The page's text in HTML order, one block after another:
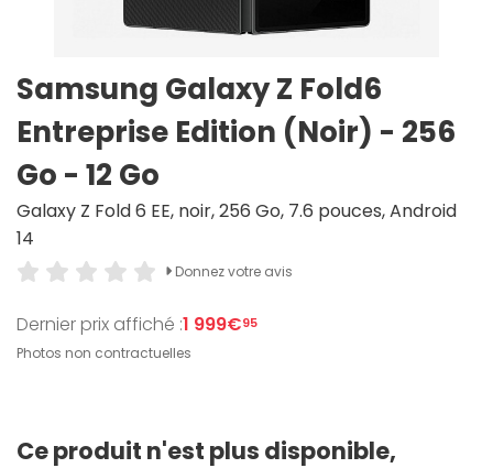
Samsung Galaxy Z Fold6
Entreprise Edition (Noir) - 256
Go - 12 Go
Galaxy Z Fold 6 EE, noir, 256 Go, 7.6 pouces, Android
14
Donnez votre avis
Dernier prix affiché :1 999€95
Photos non contractuelles
Ce produit n'est plus disponible,